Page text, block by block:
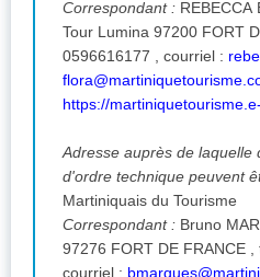
Correspondant : REBECCA
Tour Lumina 97200 FORT DE FRANCE , tél. :
0596616177 , courriel :
https://
Adresse auprès de laquelle
d'ordre technique peuvent
Martiniquais du Tourisme
Correspondant : Bruno MARQUES
97276 FORT DE FRANCE , tél. : 0596616177 ,
courriel :